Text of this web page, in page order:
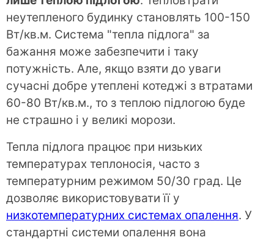
неутепленого будинку становлять 100-150
Вт/кв.м. Система "тепла підлога" за
бажання може забезпечити і таку
потужність. Але, якщо взяти до уваги
сучасні добре утеплені котеджі з втратами
60-80 Вт/кв.м., то з теплою підлогою буде
не страшно і у великі морози.
Тепла підлога працює при низьких
температурах теплоносія, часто з
температурним режимом 50/30 град. Це
дозволяє використовувати її у
низкотемпературних системах опалення. У
стандартні системи опалення вона